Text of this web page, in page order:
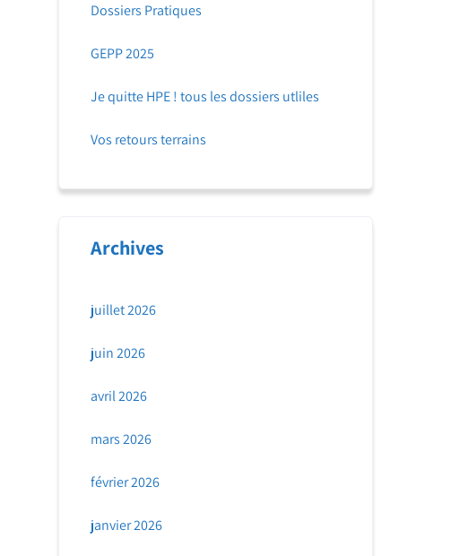
Dossiers Pratiques
GEPP 2025
Je quitte HPE ! tous les dossiers utliles
Vos retours terrains
Archives
juillet 2026
juin 2026
avril 2026
mars 2026
février 2026
janvier 2026